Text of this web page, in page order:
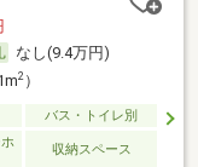
なし(9.4万円)
2）
バス・トイレ別
収納スペース